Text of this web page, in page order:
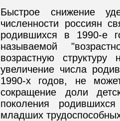
Быстрое снижение
численности россиян
родившихся в 1990-е
называемой
возрастную
увеличение числа
1990-х годов, не
сокращение доли
поколения
младших